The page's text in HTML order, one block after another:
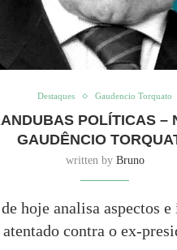
Destaques Gaudencio Torquato
POLÍTICAS –
GAUDÊNCIO
written by Bruno
hoje analisa aspectos
contra o ex-